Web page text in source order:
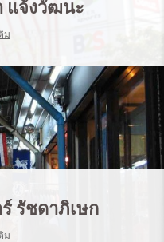
แจ้งวัฒนะ
ม
รัชดาภิเษก
ม